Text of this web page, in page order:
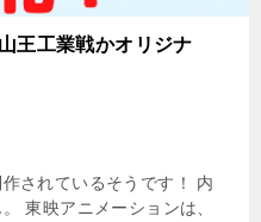
王工業戦かオリジナ
されているそうです！ 内
東映アニメーションは、